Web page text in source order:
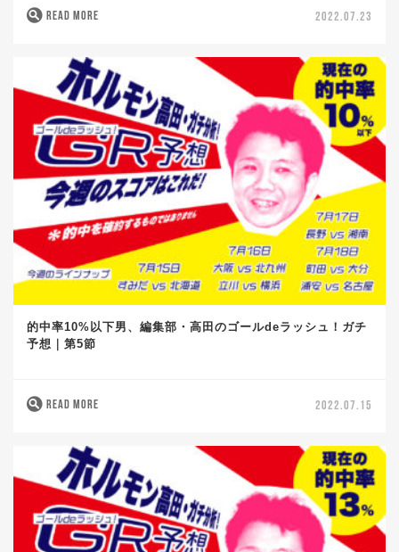
READ MORE 2022.07.23
的中率10%以下男、編集部・高田のゴールdeラッシュ！ガチ
予想｜第5節
READ MORE 2022.07.15